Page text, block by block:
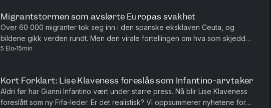
Migrantstormen som avslørte Europas svakhet
Over 60 000 migranter tok seg inn i den spanske eksklaven Ceuta, og
bildene gikk verden rundt. Men den virale fortellingen om hva som skjedde
kan bli viktigere enn den egentlige forklaringen. Med Euro...
5 Elo 15min
Kort Forklart: Lise Klaveness foreslås som Infantino-arvtaker
Aldri før har Gianni Infantino vært under større press. Nå blir Lise Klaveness
foreslått som ny Fifa-leder. Er det realistisk? Vi oppsummerer nyhetene for